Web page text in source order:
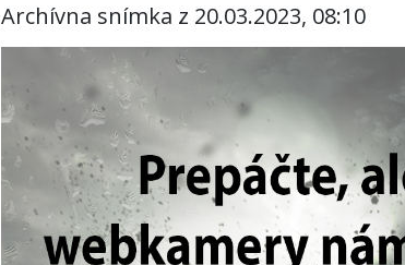
Archívna snímka z 20.03.2023, 08:10